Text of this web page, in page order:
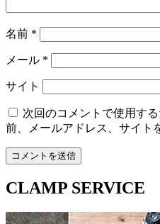
名前 *
メール *
サイト
次回のコメントで使用す
前、メールアドレス、サイト
CLAMP SERVICE